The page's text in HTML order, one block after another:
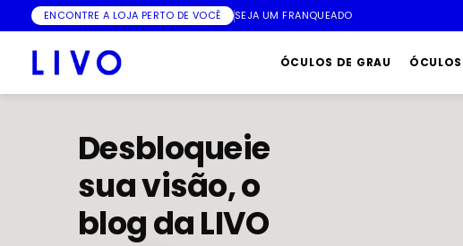
ENCONTRE A LOJA PERTO DE VOCÊ SEJA UM FRANQUEADO
ÓCULOS DE GRAU
Desbloqueie
sua visão, o
blog da LIVO